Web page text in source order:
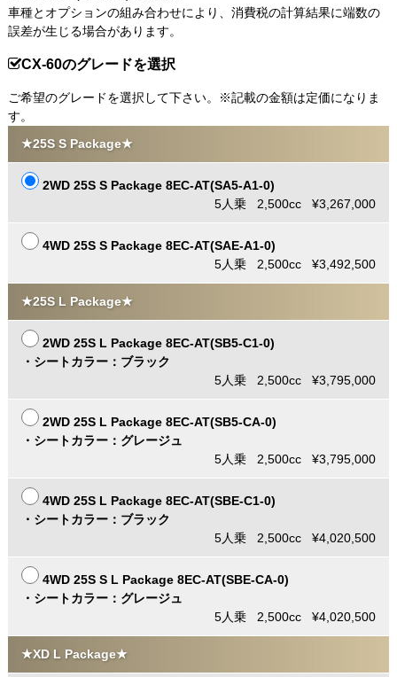
車種とオプションの組み合わせにより、消費税の計算結果に端数の
誤差が生じる場合があります。
CX-60のグレードを選択
ご希望のグレードを選択して下さい。※記載の金額は定価になりま
す。
★25S S Package★
2WD 25S S Package 8EC-AT(SA5-A1-0)
5人乗 2,500cc ¥3,267,000
4WD 25S S Package 8EC-AT(SAE-A1-0)
5人乗 2,500cc ¥3,492,500
★25S L Package★
2WD 25S L Package 8EC-AT(SB5-C1-0)
・シートカラー：ブラック
5人乗 2,500cc ¥3,795,000
2WD 25S L Package 8EC-AT(SB5-CA-0)
・シートカラー：グレージュ
5人乗 2,500cc ¥3,795,000
4WD 25S L Package 8EC-AT(SBE-C1-0)
・シートカラー：ブラック
5人乗 2,500cc ¥4,020,500
4WD 25S S L Package 8EC-AT(SBE-CA-0)
・シートカラー：グレージュ
5人乗 2,500cc ¥4,020,500
★XD L Package★